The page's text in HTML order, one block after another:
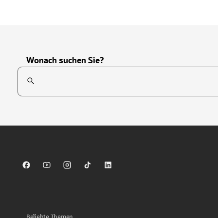
Wonach suchen Sie?
Suchfeld
Sparkasse auf Facebook
Sparkasse auf Youtube
Sparkasse auf Instagram
Sparkasse auf TikTok
Sparkasse auf LinkedIn